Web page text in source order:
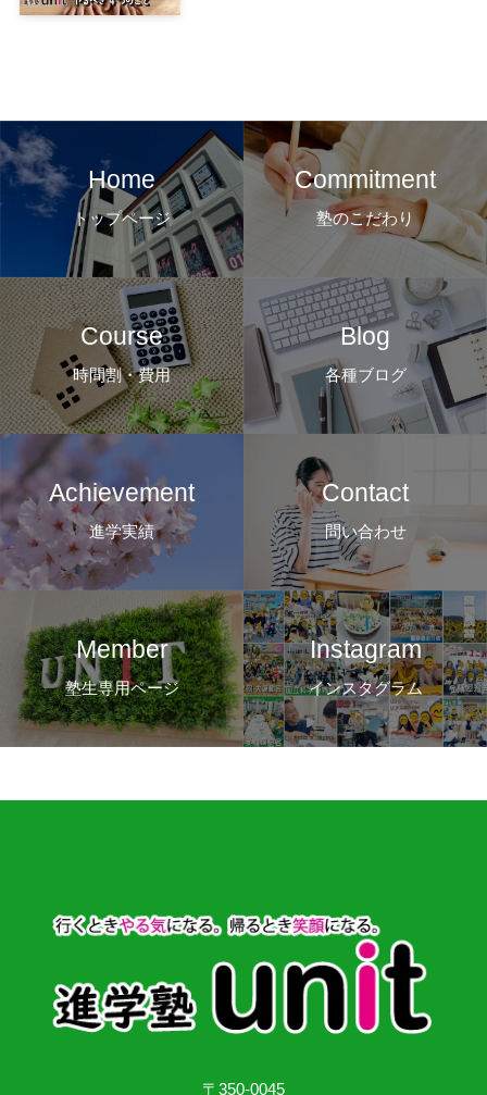
Home
トップページ
Commitment
塾のこだわり
Course
時間割・費用
Blog
各種ブログ
Achievement
進学実績
Contact
問い合わせ
Member
塾生専用ページ
Instagram
インスタグラム
〒350-0045